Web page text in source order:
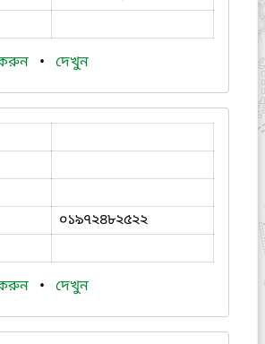
করুন • দেখুন
০১৯৭২৪৮২৫২২
করুন • দেখুন